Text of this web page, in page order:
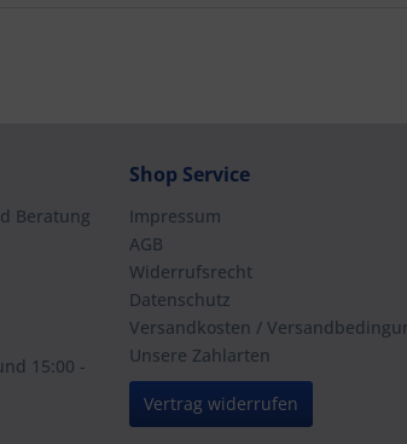
Beratung
15:00 -
Shop Service
Impressum
AGB
Widerrufsrecht
Datenschutz
Versandkosten /
Unsere Zahlarten
Vertrag widerrufen